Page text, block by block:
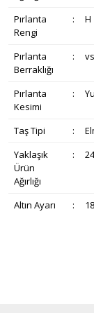
Pırlanta
Rengi
: H
Pırlanta
Berraklığı
: vs
Pırlanta
Kesimi
:
Taş Tipi :
Yaklaşık
Ürün
Ağırlığı
:
Altın Ayarı :
kullanarak